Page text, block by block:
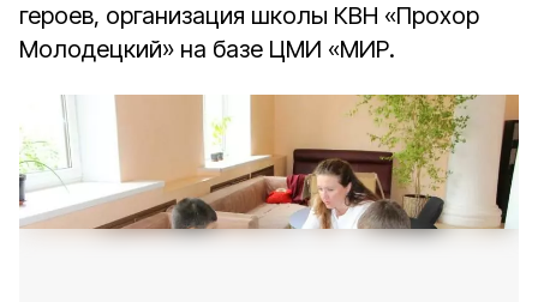
героев, организация школы КВН «Прохор
Молодецкий» на базе ЦМИ «МИР.